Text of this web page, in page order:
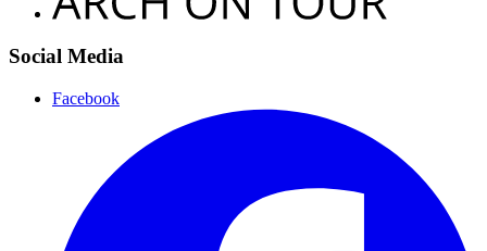
Social Media
Facebook